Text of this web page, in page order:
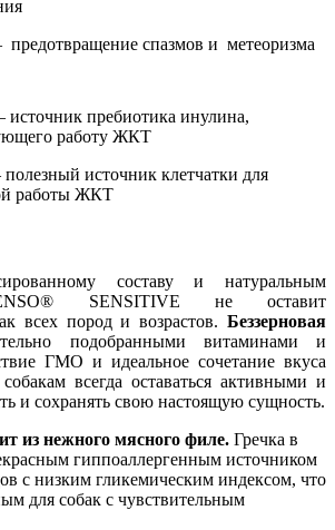
предотвращение спазмов и метеоризма
источник пребиотика инулина,
работу ЖКТ
полезный источник клетчатки для
работы ЖКТ
составу и натуральным
SENSITIVE не оставит
всех пород и возрастов. Беззерновая
подобранными витаминами и
ГМО и идеальное сочетание вкуса
всегда оставаться активными и
и сохранять свою настоящую сущность.
из нежного мясного филе. Гречка в
гиппоаллергенным источником
с низким гликемическим индексом, что
для собак с чувствительным